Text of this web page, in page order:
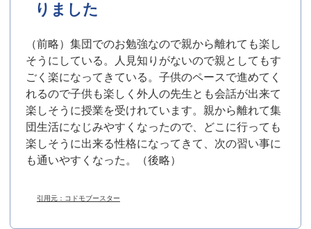
りました
（前略）集団でのお勉強なので親から離れても楽し
そうにしている。人見知りがないので親としてもす
ごく楽になってきている。子供のペースで進めてく
れるので子供も楽しく外人の先生とも会話が出来て
楽しそうに授業を受けれています。親から離れて集
団生活になじみやすくなったので、どこに行っても
楽しそうに出来る性格になってきて、次の習い事に
も通いやすくなった。（後略）
引用元：コドモブースター